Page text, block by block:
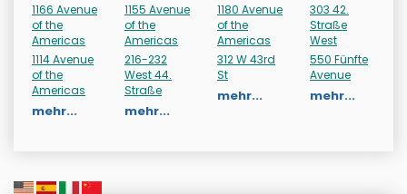
1166 Avenue
of the
Americas
1114 Avenue
of the
Americas
mehr...
1155 Avenue
of the
Americas
216-232
West 44.
Straße
mehr...
1180 Avenue
of the
Americas
312 W 43rd
St
mehr...
303 42.
Straße
West
550 Fünfte
Avenue
mehr...